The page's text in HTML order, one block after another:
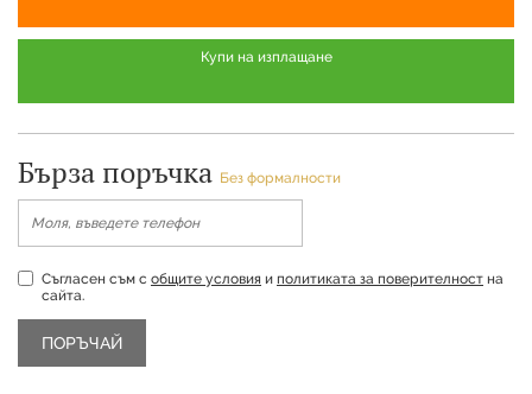
Купи на изплащане
Бърза поръчка Без формалности
Съгласен съм с общите условия и политиката за поверителност на
сайта.